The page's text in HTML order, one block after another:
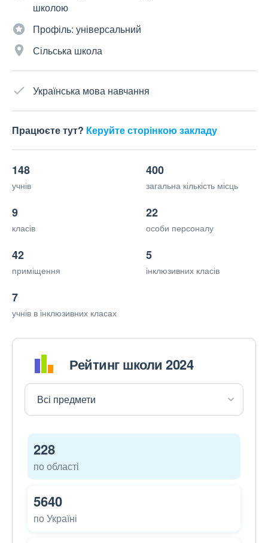
школою
Профіль: універсальний
Сільська школа
Українська мова навчання
Працюєте тут? Керуйте сторінкою закладу
148
учнів
400
загальна кількість місць
9
класів
22
особи персоналу
42
приміщення
5
інклюзивних класів
7
учнів в інклюзивних класах
Рейтинг школи 2024
228
по області
5640
по Україні